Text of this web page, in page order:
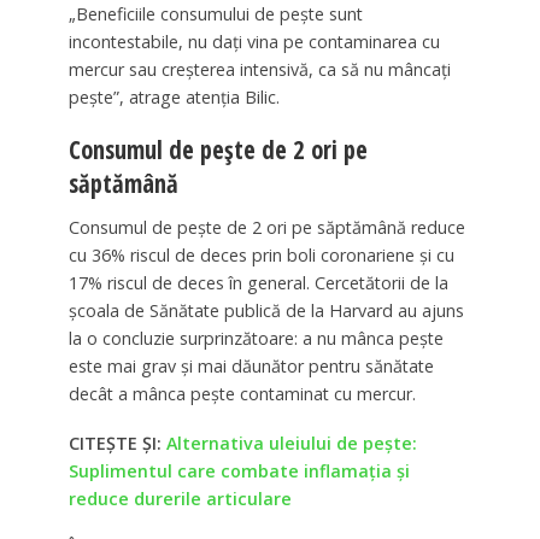
„Beneficiile consumului de pește sunt
incontestabile, nu dați vina pe contaminarea cu
mercur sau creșterea intensivă, ca să nu mâncați
pește”, atrage atenția Bilic.
Consumul de pește de 2 ori pe
săptămână
Consumul de pește de 2 ori pe săptămână reduce
cu 36% riscul de deces prin boli coronariene și cu
17% riscul de deces în general. Cercetătorii de la
școala de Sănătate publică de la Harvard au ajuns
la o concluzie surprinzătoare: a nu mânca pește
este mai grav și mai dăunător pentru sănătate
decât a mânca pește contaminat cu mercur.
CITEȘTE ȘI: Alternativa uleiului de pește:
Suplimentul care combate inflamația și
reduce durerile articulare